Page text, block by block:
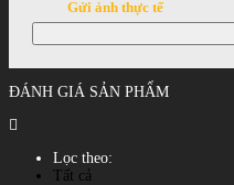
Gửi ảnh thực tế
ĐÁNH GIÁ SẢN PHẨM
Lọc theo:
Tất cả